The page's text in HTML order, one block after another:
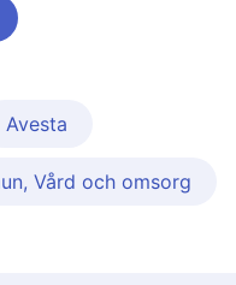
Avesta
Vård och omsorg